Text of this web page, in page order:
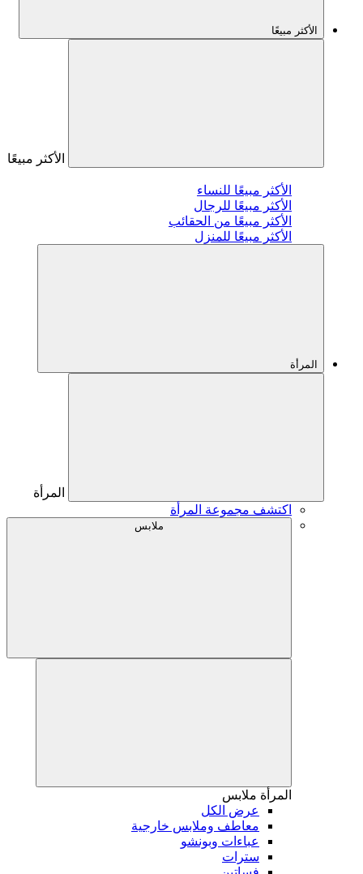
الأكثر مبيعًا
الأكثر مبيعًا
الأكثر مبيعًا للنساء
الأكثر مبيعًا للرجال
الأكثر مبيعًا من الحقائب
الأكثر مبيعًا للمنزل
المرأة
المرأة
اكتشف مجموعة المرأة
ملابس
المرأة ملابس
عرض الكل
معاطف وملابس خارجية
عباءات وبونشو
سترات